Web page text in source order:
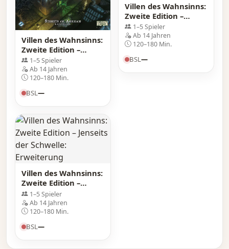
Villen des Wahnsinns:
Zweite Edition –
Straßen von Arkham:
Erweiterung
1–5 Spieler
Ab 14 Jahren
120–180 Min.
BSL—
Villen des Wahnsinns:
Zweite Edition –
Heiligtum der
Dämmerung:
Erweiterung
1–5 Spieler
Ab 14 Jahren
120–180 Min.
BSL—
Villen des Wahnsinns:
Zweite Edition –
Jenseits der Schwelle:
Erweiterung
1–5 Spieler
Ab 14 Jahren
120–180 Min.
BSL —